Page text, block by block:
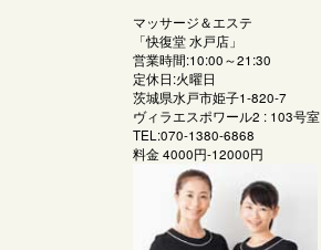
マッサージ＆エステ
「快復堂 水戸店」
営業時間:10:00～21:30
定休日:火曜日
茨城県水戸市姫子1-820-7
ヴィラエスポワール2 : 103号室
TEL:070-1380-6868
料金4000円-12000円